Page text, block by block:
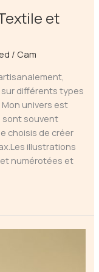
et
/ Cam
différents types
univers est
sont souvent
choisis de créer
illustrations
numérotées et